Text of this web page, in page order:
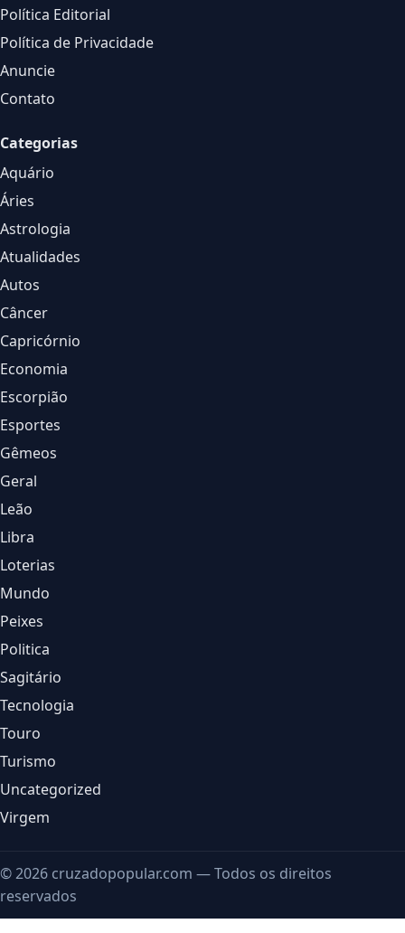
Política Editorial
Política de Privacidade
Anuncie
Contato
Categorias
Aquário
Áries
Astrologia
Atualidades
Autos
Câncer
Capricórnio
Economia
Escorpião
Esportes
Gêmeos
Geral
Leão
Libra
Loterias
Mundo
Peixes
Politica
Sagitário
Tecnologia
Touro
Turismo
Uncategorized
Virgem
© 2026 cruzadopopular.com — Todos os direitos
reservados